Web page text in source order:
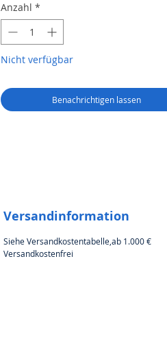
Anzahl *
Nicht verfügbar
Benachrichtigen lassen
Versandinformation
Siehe Versandkostentabelle,ab 1.000 €
Versandkostenfrei